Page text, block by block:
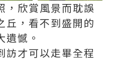
，欣賞風景而耽誤
丘，看不到盛開的
憾。
訪才可以走畢全程